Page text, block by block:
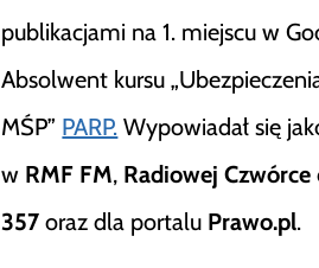
publikacjami na 1. miejscu w
Absolwent kursu
MŚP” PARP. Wypowiadał się
w RMF FM, Radiowej Czwórce
357 oraz dla portalu Prawo.pl.